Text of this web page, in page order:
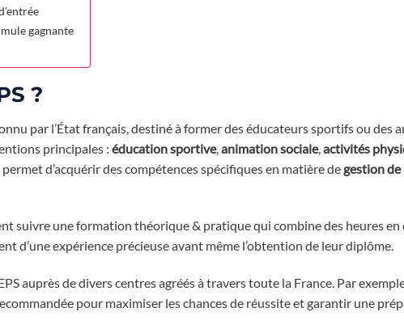
gagnante
?
par l’État français, destiné à former des éducateurs sportifs ou des
principales : éducation sportive, animation sociale, activités
d’acquérir des compétences spécifiques en matière degestion
suivre une formation théorique & pratique qui combine des heures
d’une expérience précieuse avant même l’obtention de leur diplôme.
auprès de divers centres agréés à travers toute la France. Par
pour maximiser les chances de réussite et garantir une